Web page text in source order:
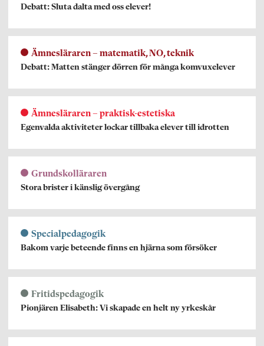
Debatt: Sluta dalta med oss elever!
Ämnesläraren – matematik, NO, teknik
Debatt: Matten stänger dörren för många komvuxelever
Ämnesläraren – praktisk-estetiska
Egenvalda aktiviteter lockar tillbaka elever till idrotten
Grundskolläraren
Stora brister i känslig övergång
Specialpedagogik
Bakom varje beteende finns en hjärna som försöker
Fritidspedagogik
Pionjären Elisabeth: Vi skapade en helt ny yrkeskår